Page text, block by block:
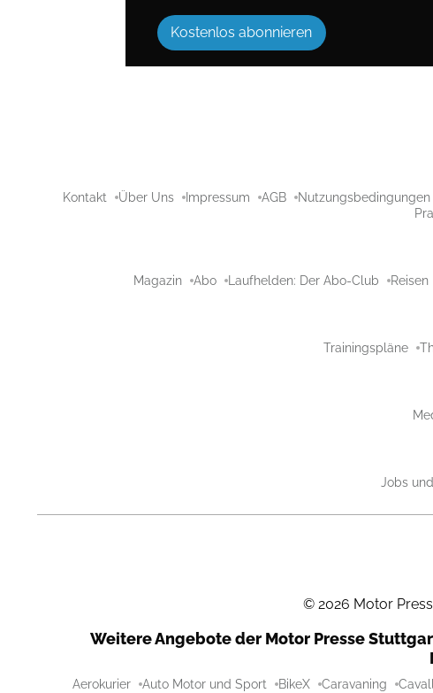
Kostenlos abonnieren
Kontakt Über Uns Impressum AGB Nutzungsbedingungen
Magazin Abo Laufhelden: Der Abo-Club Reisen
Trainingspläne
Jobs
© 2026 Motor
Weitere Angebote der Motor Presse
Aerokurier Auto Motor und Sport BikeX Caravaning